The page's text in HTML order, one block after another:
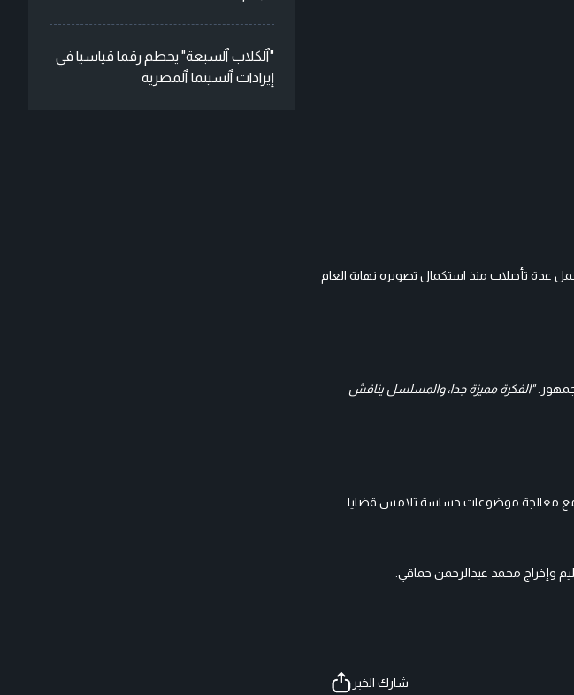
عدة تأجيلات منذ استكمال تصويره نهاية العام
"الفكرة مميزة جدا، والمسلسل يناقش
معالجة موضوعات حساسة تلامس قضايا
وإخراج محمد عبدالرحمن حماقي.
شارك الخبر
"ٱلكلاب ٱلسبعة" يحطم رقما قياسيا في
إيرادات ٱلسينما ٱلمصرية